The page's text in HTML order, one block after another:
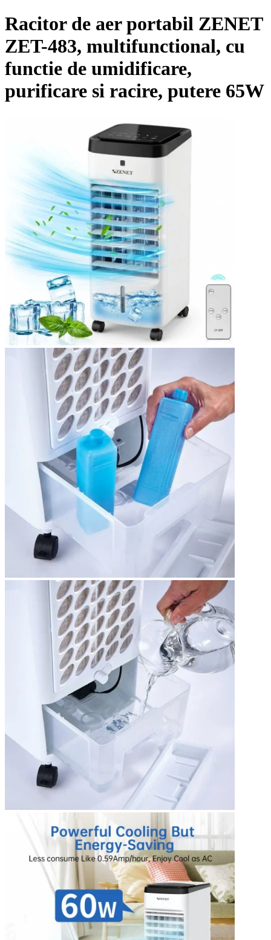
Racitor de aer portabil ZENET
ZET-483, multifunctional, cu
functie de umidificare,
purificare si racire, putere 65W